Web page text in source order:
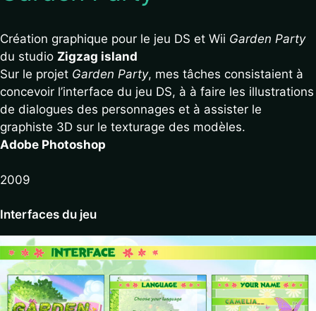
Création graphique pour le jeu DS et Wii Garden Party
du studio Zigzag island
Sur le projet Garden Party, mes tâches consistaient à
concevoir l’interface du jeu DS, à à faire les illustrations
de dialogues des personnages et à assister le
graphiste 3D sur le texturage des modèles.
Adobe Photoshop
2009
Interfaces du jeu